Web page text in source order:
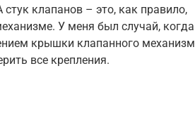
клапанов – это, как правило,
У меня был случай, когда
крышки клапанного
все крепления.